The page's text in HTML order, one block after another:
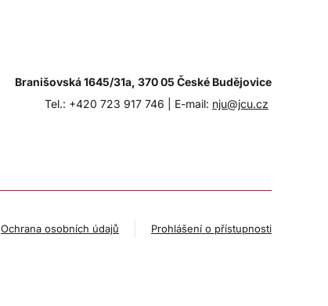
Branišovská 1645/31a, 370 05 České Budějovice
Tel.: +420 723 917 746 | E-mail: nju@jcu.cz
Ochrana osobních údajů Prohlášení o přístupnosti